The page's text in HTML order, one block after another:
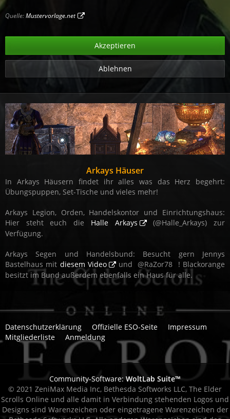
Quelle:Mustervorlage.net
Ablehnen
Arkays Häuser
In Arkays Häusern findet ihr alles was das Herz begehrt:
Übungspuppen, Set-Tische und vieles mehr!
Arkays Legion, Orden, Handelskontor und Einrichtungshaus:
Hier steht euch die Halle Arkays
(@Halle_Arkays) zur
Verfügung.
Arkays Segen und Handelsbund: Besucht gern Jennys
Bastelhaus mit diesem Video und RaZor78
! Blackorange
besitzt im Bund außerdem ebenfalls ein Haus für alle.
Datenschutzerklärung Offizielle ESO-Seite
Impressum
Mitgliederliste
Anmeldung
Community-Software: WoltLab Suite™
© 2021 ZeniMax Media Inc, Bethesda Softworks LLC, The Elder
Scrolls Online und alle damit in Verbindung stehenden Logos und
Designs sind Warenzeichen oder eingetragene Warenzeichen der